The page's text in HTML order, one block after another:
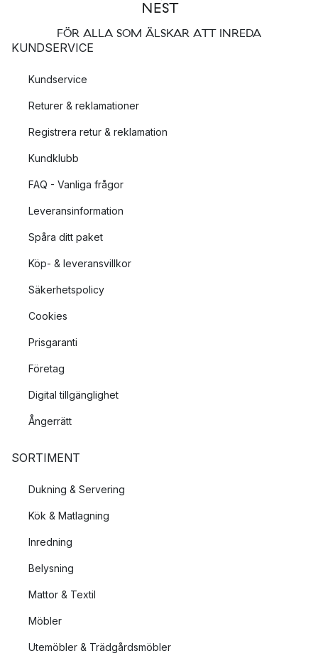
FÖR ALLA SOM ÄLSKAR ATT INREDA
KUNDSERVICE
Kundservice
Returer & reklamationer
Registrera retur & reklamation
Kundklubb
FAQ - Vanliga frågor
Leveransinformation
Spåra ditt paket
Köp- & leveransvillkor
Säkerhetspolicy
Cookies
Prisgaranti
Företag
Digital tillgänglighet
Ångerrätt
SORTIMENT
Dukning & Servering
Kök & Matlagning
Inredning
Belysning
Mattor & Textil
Möbler
Utemöbler & Trädgårdsmöbler